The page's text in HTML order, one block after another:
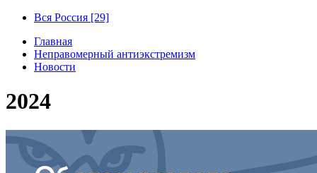
Вся Россия [29]
Главная
Неправомерный антиэкстремизм
Новости
2024